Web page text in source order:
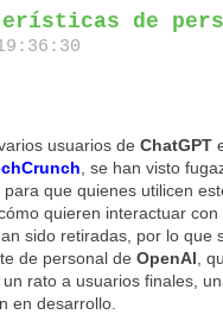
de
usuarios deChatGPT
, se han visto
que quienes utilicen
quieren interactuar
sido retiradas, por lo que
de personal deOpenAI ,
rato a usuarios finales,
en desarrollo.